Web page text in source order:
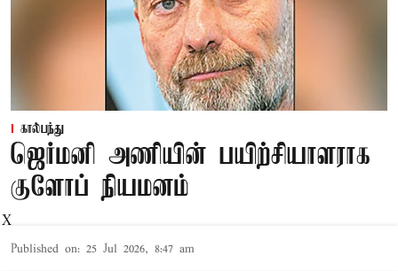
கால்பந்து
ஜெர்மனி அணியின் பயிற்சியாளராக
குளோப் நியமனம்
Published on: 25 Jul 2026, 8:47 am
X